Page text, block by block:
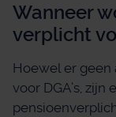
Wanneer
verplicht
Hoewel er geen
voor DGA’s,